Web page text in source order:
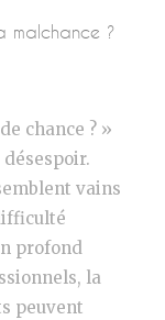
malchance ?
chance ? »
vains
profond
la
peuvent